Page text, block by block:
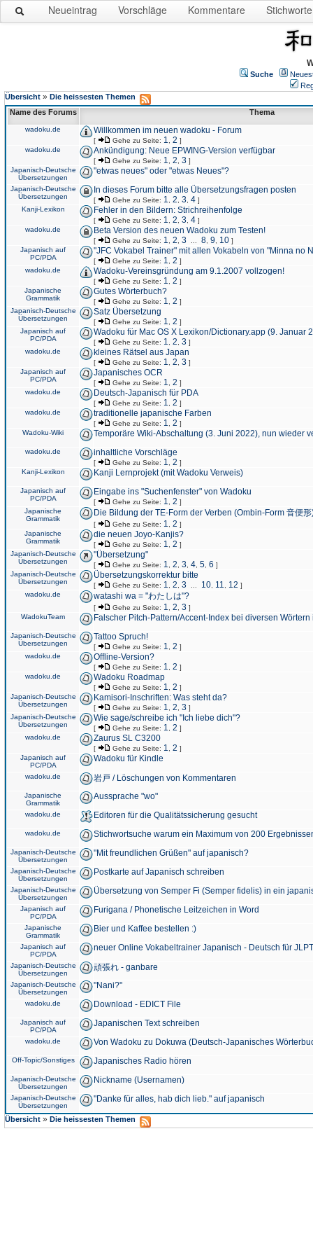
Neueintrag Vorschläge Kommentare Stichworte
Suche
Übersicht » Die heissesten Themen
Name des Forums
Thema
wadoku.de Willkommen im neuen wadoku - Forum
[ Gehe zu Seite: 1 2 ]
wadoku.de
Ankündigung: Neue EPWING-Version verfügbar
[ Gehe zu Seite: 1 2 3 ]
Japanisch-Deutsche
Übersetzungen
"etwas neues" oder "etwas Neues"?
Japanisch-Deutsche
Übersetzungen
In dieses Forum bitte alle Übersetzungsfragen posten
[ Gehe zu Seite: 1 2 3 4 ]
Kanji-Lexikon
Fehler in den Bildern: Strichreihenfolge
[ Gehe zu Seite: 1 2 3 4 ]
wadoku.de
Beta Version des neuen Wadoku zum Testen!
[ Gehe zu Seite: 1 2 3 8 9 10 ]
Japanisch auf
PC/PDA
"JFC Vokabel Trainer" mit allen Vokabeln von "Minna no
[ Gehe zu Seite: 1 2 ]
wadoku.de
Wadoku-Vereinsgründung am 9.1.2007 vollzogen!
[ Gehe zu Seite: 1 2 ]
Japanische
Grammatik
Gutes Wörterbuch?
[ Gehe zu Seite: 1 2 ]
Japanisch-Deutsche
Übersetzungen
Satz Übersetzung
[ Gehe zu Seite: 1 2 ]
Japanisch auf
PC/PDA
Wadoku für Mac OS X Lexikon/Dictionary.app (9. Januar
[ Gehe zu Seite: 1 2 3 ]
wadoku.de
kleines Rätsel aus Japan
[ Gehe zu Seite: 1 2 3 ]
Japanisch auf
PC/PDA
Japanisches OCR
[ Gehe zu Seite: 1 2 ]
wadoku.de
Deutsch-Japanisch für PDA
[ Gehe zu Seite: 1 2 ]
wadoku.de
traditionelle japanische Farben
[ Gehe zu Seite: 1 2 ]
Wadoku-Wiki
Temporäre Wiki-Abschaltung (3. Juni 2022), nun wieder
wadoku.de inhaltliche Vorschläge
[ Gehe zu Seite: 1 2 ]
Kanji-Lexikon
Kanji Lernprojekt (mit Wadoku Verweis)
Japanisch auf
PC/PDA
Eingabe ins "Suchenfenster" von Wadoku
[ Gehe zu Seite: 1 2 ]
Japanische
Grammatik
Die Bildung der TE-Form der Verben (Ombin-Form 音便形
[ Gehe zu Seite: 1 2 ]
Japanische
Grammatik
die neuen Joyo-Kanjis?
[ Gehe zu Seite: 1 2 ]
Japanisch-Deutsche
Übersetzungen
"Übersetzung"
[ Gehe zu Seite: 1 2 3 4 5 6 ]
Japanisch-Deutsche
Übersetzungen
Übersetzungskorrektur bitte
[ Gehe zu Seite: 1 2 3 10 11 12 ]
wadoku.de
watashi wa = "わたしは"?
[ Gehe zu Seite: 1 2 3 ]
WadokuTeam
Falscher Pitch-Pattern/Accent-Index bei diversen
Japanisch-Deutsche
Übersetzungen
Tattoo Spruch!
[ Gehe zu Seite: 1 2 ]
wadoku.de
Offline-Version?
[ Gehe zu Seite: 1 2 ]
wadoku.de
Wadoku Roadmap
[ Gehe zu Seite: 1 2 ]
Japanisch-Deutsche
Übersetzungen
Kamisori-Inschriften: Was steht da?
[ Gehe zu Seite: 1 2 3 ]
Japanisch-Deutsche
Übersetzungen
Wie sage/schreibe ich "Ich liebe dich"?
[ Gehe zu Seite: 1 2 ]
wadoku.de
Zaurus SL C3200
[ Gehe zu Seite: 1 2 ]
Japanisch auf
PC/PDA
Wadoku für Kindle
wadoku.de 岩戸 / Löschungen von Kommentaren
Japanische
Grammatik
Aussprache "wo"
wadoku.de Editoren für die Qualitätssicherung gesucht
wadoku.de Stichwortsuche warum ein Maximum von 200
Japanisch-Deutsche
Übersetzungen
"Mit freundlichen Grüßen" auf japanisch?
Japanisch-Deutsche
Übersetzungen
Postkarte auf Japanisch schreiben
Japanisch-Deutsche
Übersetzungen
Übersetzung von Semper Fi (Semper fidelis) in ein
Japanisch auf
PC/PDA
Furigana / Phonetische Leitzeichen in Word
Japanische
Grammatik
Bier und Kaffee bestellen :)
Japanisch auf
PC/PDA
neuer Online Vokabeltrainer Japanisch - Deutsch für
Japanisch-Deutsche
Übersetzungen
頑張れ - ganbare
Japanisch-Deutsche
Übersetzungen
"Nani?"
wadoku.de Download - EDICT File
Japanisch auf
PC/PDA
Japanischen Text schreiben
wadoku.de Von Wadoku zu Dokuwa (Deutsch-Japanisches
Off-Topic/Sonstiges Japanisches Radio hören
Japanisch-Deutsche
Übersetzungen
Nickname (Usernamen)
Japanisch-Deutsche
Übersetzungen
"Danke für alles, hab dich lieb." auf japanisch
Übersicht » Die heissesten Themen